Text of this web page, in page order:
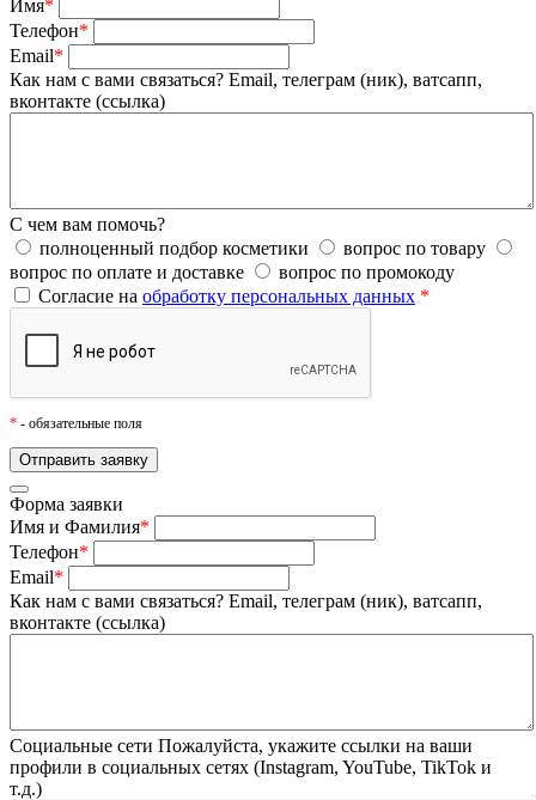
Имя*
Телефон*
Email*
Как нам с вами связаться? Email, телеграм (ник), ватсапп,
вконтакте (ссылка)
С чем вам помочь?
полноценный подбор косметики
вопрос по товару
вопрос по оплате и доставке
вопрос по промокоду
Согласие на обработку персональных данных *
* - обязательные поля
Форма заявки
Имя и Фамилия*
Телефон*
Email*
Как нам с вами связаться? Email, телеграм (ник), ватсапп,
вконтакте (ссылка)
Социальные сети Пожалуйста, укажите ссылки на ваши
профили в социальных сетях (Instagram, YouTube, TikTok и
т.д.)